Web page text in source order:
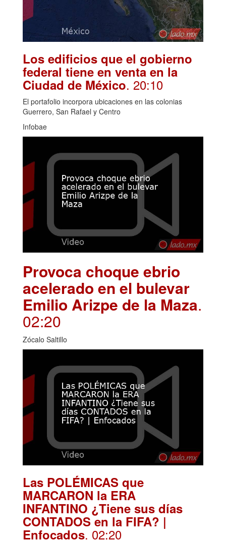
Los edificios que el gobierno
federal tiene en venta en la
Ciudad de México. 20:10
El portafolio incorpora ubicaciones en las colonias
Guerrero, San Rafael y Centro
Infobae
Provoca choque ebrio
acelerado en el bulevar
Emilio Arizpe de la Maza.
02:20
Zócalo Saltillo
Las POLÉMICAS que
MARCARON la ERA
INFANTINO ¿Tiene sus días
CONTADOS en la FIFA? |
Enfocados. 02:20